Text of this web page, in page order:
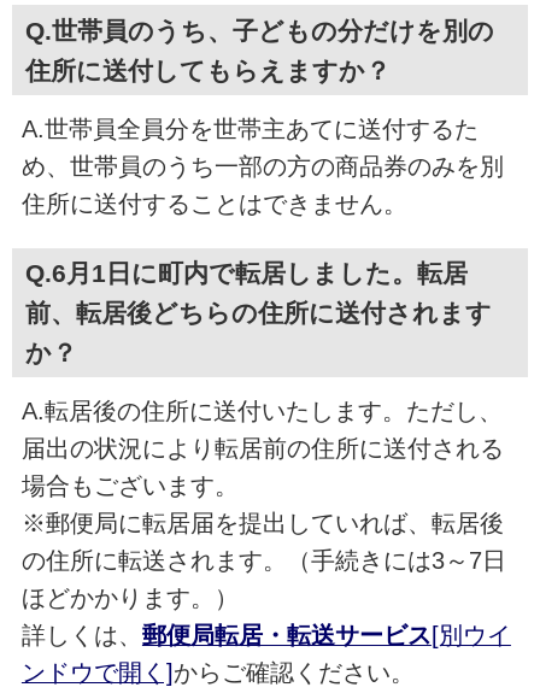
Q.世帯員のうち、子どもの分だけを別の
住所に送付してもらえますか？
A.世帯員全員分を世帯主あてに送付するた
め、世帯員のうち一部の方の商品券のみを別
住所に送付することはできません。
Q.6月1日に町内で転居しました。転居
前、転居後どちらの住所に送付されます
か？
A.転居後の住所に送付いたします。ただし、
届出の状況により転居前の住所に送付される
場合もございます。
※郵便局に転居届を提出していれば、転居後
の住所に転送されます。（手続きには3～7日
ほどかかります。）
詳しくは、 郵便局転居・転送サービス[別ウイ
ンドウで開く]からご確認ください。